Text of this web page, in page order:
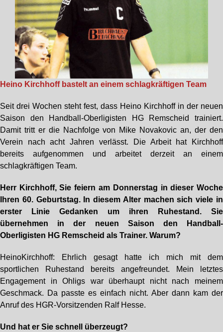
Heino Kirchhoff bastelt an einem schlagkräftigen Team
Seit drei Wochen steht fest, dass Heino Kirchhoff in der neuen
Saison den Handball-Oberligisten HG Remscheid trainiert.
Damit tritt er die Nachfolge von Mike Novakovic an, der den
Verein nach acht Jahren verlässt. Die Arbeit hat Kirchhoff
bereits aufgenommen und arbeitet derzeit an einem
schlagkräftigen Team.
Herr Kirchhoff, Sie feiern am Donnerstag in dieser Woche
Ihren 60. Geburtstag. In diesem Alter machen sich viele in
erster Linie Gedanken um ihren Ruhestand. Sie
übernehmen in der neuen Saison den Handball-
Oberligisten HG Remscheid als Trainer. Warum?
HeinoKirchhoff: Ehrlich gesagt hatte ich mich mit dem
sportlichen Ruhestand bereits angefreundet. Mein letztes
Engagement in Ohligs war überhaupt nicht nach meinem
Geschmack. Da passte es einfach nicht. Aber dann kam der
Anruf des HGR-Vorsitzenden Ralf Hesse.
Und hat er Sie schnell überzeugt?